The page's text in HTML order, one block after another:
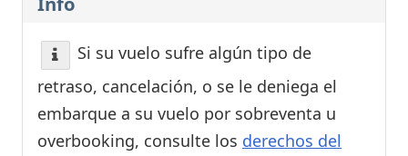
Si su vuelo sufre algún tipo de
retraso, cancelación, o se le deniega el
embarque a su vuelo por sobreventa u
overbooking, consulte los derechos del